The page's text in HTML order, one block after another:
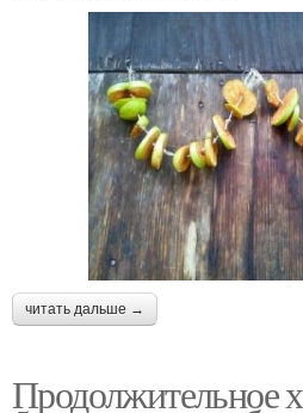
читать дальше →
Продолжительное